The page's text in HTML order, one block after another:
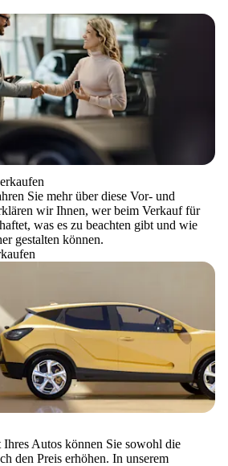
Sie mehr über diese Vor- und
wir Ihnen, wer beim Verkauf für
was es zu beachten gibt und wie
gestalten können.
Autos können Sie sowohl die
den Preis erhöhen. In unserem